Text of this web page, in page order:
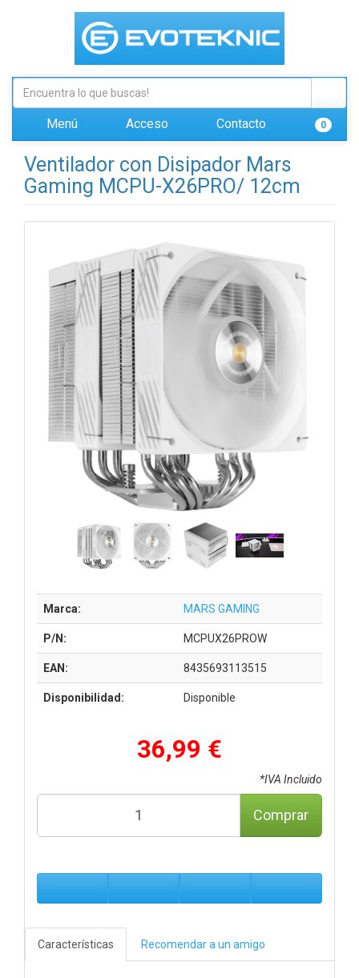
Menú Acceso Contacto 0
Ventilador con Disipador Mars
Gaming MCPU-X26PRO/ 12cm
Marca: MARS GAMING
P/N: MCPUX26PROW
EAN: 8435693113515
Disponibilidad: Disponible
36,99 €
*IVA Incluido
Comprar
Características Recomendar a un amigo